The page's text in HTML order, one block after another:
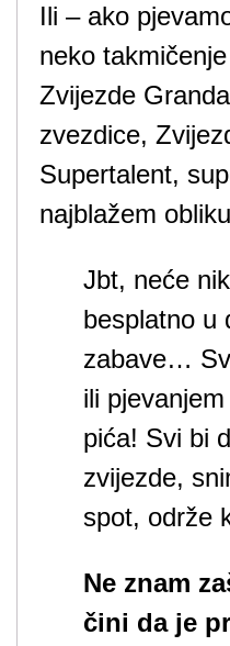
Ili – ako
neko
Zvijezde
zvezdice,
Supertalent,
najblažem
Jbt, neće
besplatno u
zabave…
ili
pića! Svi bi
zvijezde,
spot, održe
Ne znam
čini da je